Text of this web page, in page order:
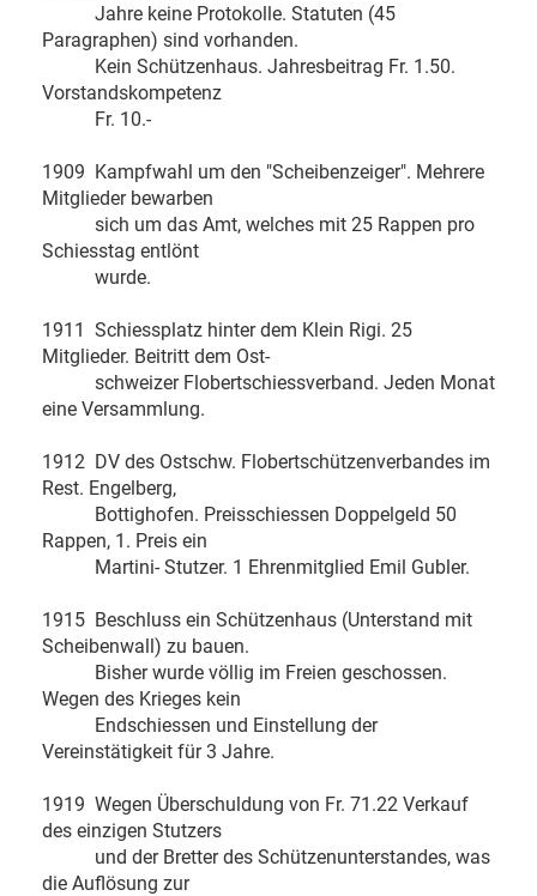
Jahre keine Protokolle. Statuten (45
Paragraphen) sind vorhanden.
Kein Schützenhaus. Jahresbeitrag Fr. 1.50.
Vorstandskompetenz
Fr. 10.-
1909 Kampfwahl um den "Scheibenzeiger". Mehrere
Mitglieder bewarben
sich um das Amt, welches mit 25 Rappen pro
Schiesstag entlönt
wurde.
1911 Schiessplatz hinter dem Klein Rigi. 25
Mitglieder. Beitritt dem Ost-
schweizer Flobertschiessverband. Jeden Monat
eine Versammlung.
1912 DV des Ostschw. Flobertschützenverbandes im
Rest. Engelberg,
Bottighofen. Preisschiessen Doppelgeld 50
Rappen, 1. Preis ein
Martini- Stutzer. 1 Ehrenmitglied Emil Gubler.
1915 Beschluss ein Schützenhaus (Unterstand mit
Scheibenwall) zu bauen.
Bisher wurde völlig im Freien geschossen.
Wegen des Krieges kein
Endschiessen und Einstellung der
Vereinstätigkeit für 3 Jahre.
1919 Wegen Überschuldung von Fr. 71.22 Verkauf
des einzigen Stutzers
und der Bretter des Schützenunterstandes, was
die Auflösung zur